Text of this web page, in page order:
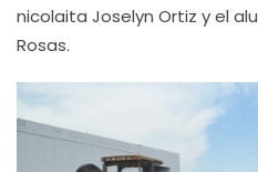
nicolaita Joselyn Ortiz y el
Rosas.